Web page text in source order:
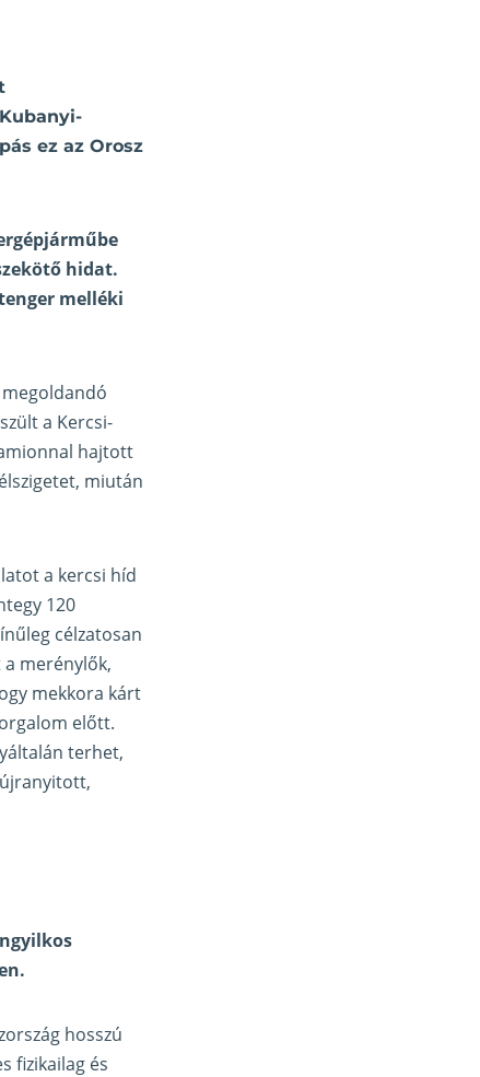
ez az Orosz
hidat.
melléki
a Kercsi-
hajtott
miután
a kercsi híd
120
célzatosan
merénylők,
mekkora kárt
előtt.
terhet,
hosszú
fizikailag és